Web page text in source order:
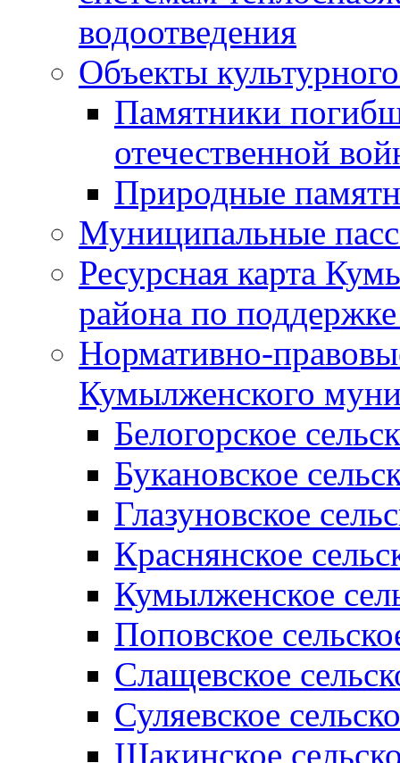
водоотведения
Объекты
Памятники
отечественной
Природные
Муниципальные
Ресурсная карта
района по
Нормативно-
Кумылженского
Белогорское
Букановское
Глазуновское
Краснянское
Кумылженское
Поповское
Слащевское
Суляевское
Шакинское